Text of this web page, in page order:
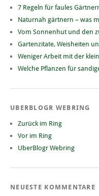
7 Regeln für faules
Naturnah gärtnern – was
Vom Sonnenhut und den
Gartenzitate, Weisheiten
Weniger Arbeit mit der
Welche Pflanzen für
UBERBLOGR WEBRING
Zurück im Ring
Vor im Ring
UberBlogr Webring
NEUESTE KOMMENTARE